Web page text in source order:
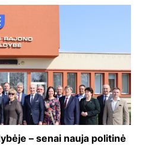
– senai nauja politinė